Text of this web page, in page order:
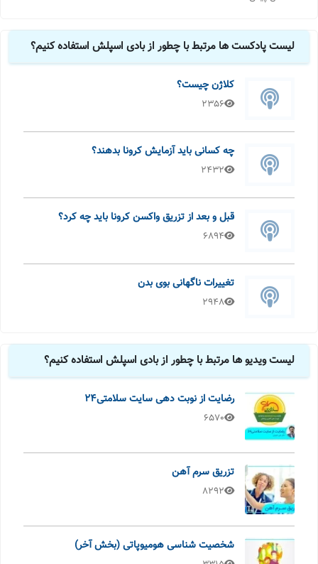
لیست پادکست ها مرتبط با چطور از بادی اسپلش استفاده کنیم؟
کلاژن چیست؟
2356
چه کسانی باید آزمایش کرونا بدهند؟
2432
قبل و بعد از تزریق واکسن کرونا باید چه کرد؟
6894
تغییرات ناگهانی بوی بدن
2948
لیست ویدیو ها مرتبط با چطور از بادی اسپلش استفاده کنیم؟
رضایت از نوبت دهی سایت سلامتی24
6570
تزریق سرم آهن
8292
شخصیت شناسی هومیوپاتی (بخش آخر)